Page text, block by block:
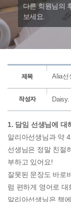
바로
다른 회원님의
보세요.
제목 Alia선
작성자 Daisy.
1. 담임 선생님에 대
알리아선생님과 약
선생님은 정말 친절
부하고 있어요!
잘못된 문장도 바로
럼 편하게 영어로 대
알리아선생님은 책